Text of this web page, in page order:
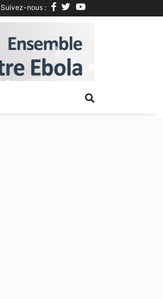
Suivez-nous :
Next